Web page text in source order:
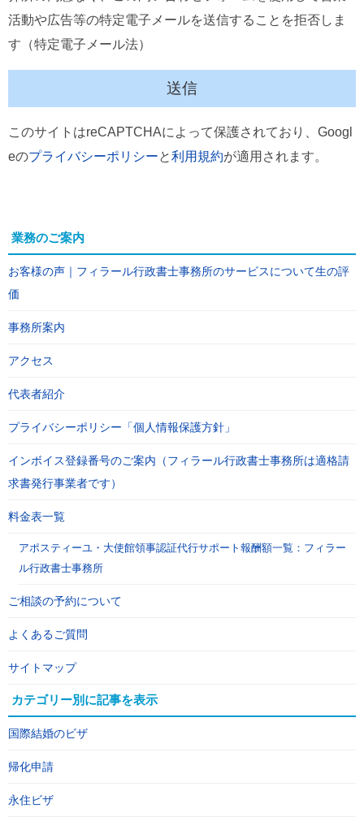
活動や広告等の特定電子メールを送信することを拒否しま
す（特定電子メール法）
このサイトはreCAPTCHAによって保護されており、Googl
eのプライバシーポリシーと利用規約が適用されます。
業務のご案内
お客様の声｜フィラール行政書士事務所のサービスについて生の評
価
事務所案内
アクセス
代表者紹介
プライバシーポリシー「個人情報保護方針」
インボイス登録番号のご案内（フィラール行政書士事務所は適格請
求書発行事業者です）
料金表一覧
アポスティーユ・大使館領事認証代行サポート報酬額一覧：フィラー
ル行政書士事務所
ご相談の予約について
よくあるご質問
サイトマップ
カテゴリー別に記事を表示
国際結婚のビザ
帰化申請
永住ビザ